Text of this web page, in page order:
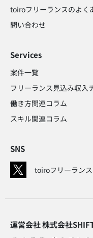
toiroフリーランスのよく
問い合わせ​
Services
案件一覧
フリーランス見込み収入
働き方関連コラム​
スキル関連コラム​
SNS
toiroフリーランス
運営会社 株式会社